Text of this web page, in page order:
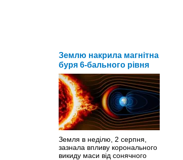
Землю накрила магнітна
буря 6-бального рівня
Земля в неділю, 2 серпня,
зазнала впливу коронального
викиду маси від сонячного